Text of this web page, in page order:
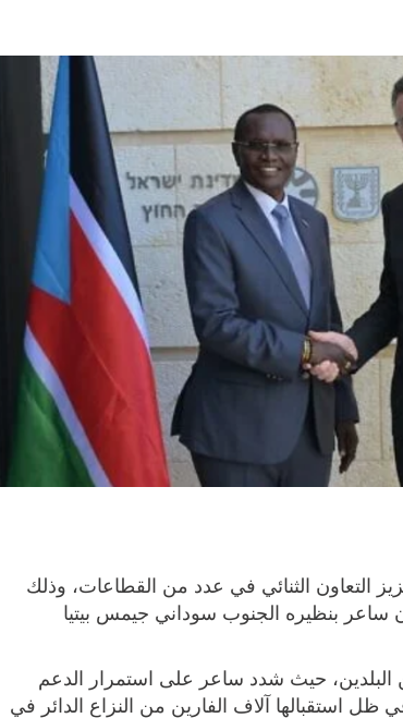
التعاون الثنائي في عدد من القطاعات، وذلك
ساعر بنظيره الجنوب سوداني جيمس بيتيا
البلدين، حيث شدد ساعر على استمرار الدعم
ظل استقبالها آلاف الفارين من النزاع الدائر في